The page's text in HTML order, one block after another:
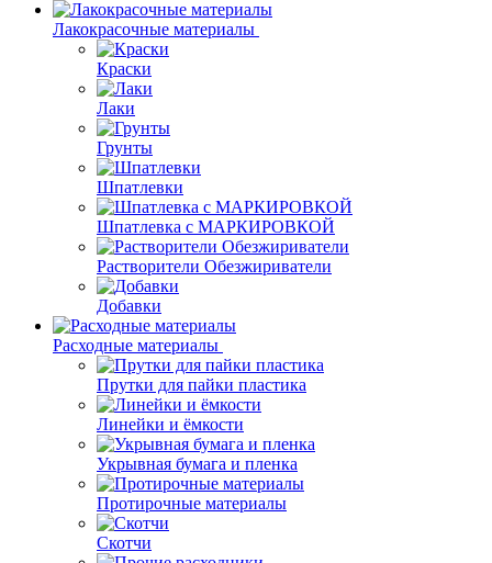
Лакокрасочные материалы
Краски
Лаки
Грунты
Шпатлевки
Шпатлевка с МАРКИРОВКОЙ
Растворители Обезжириватели
Добавки
Расходные материалы
Прутки для пайки пластика
Линейки и ёмкости
Укрывная бумага и пленка
Протирочные материалы
Скотчи